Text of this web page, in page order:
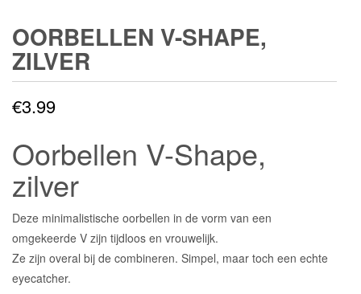
OORBELLEN V-SHAPE,
ZILVER
€3.99
Oorbellen V-Shape,
zilver
Deze minimalistische oorbellen in de vorm van een
omgekeerde V zijn tijdloos en vrouwelijk.
Ze zijn overal bij de combineren. Simpel, maar toch een echte
eyecatcher.